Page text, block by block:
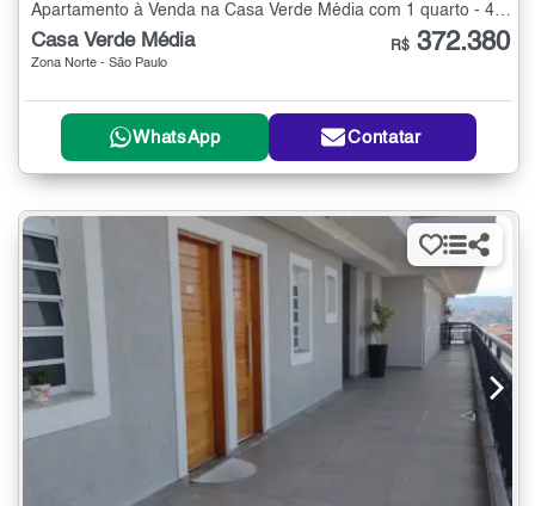
Apartamento à Venda na Casa Verde Média com 1 quarto - 48 m²
Casa Verde Média
Zona Norte - São Paulo
R$ 372.380
WhatsApp Contatar